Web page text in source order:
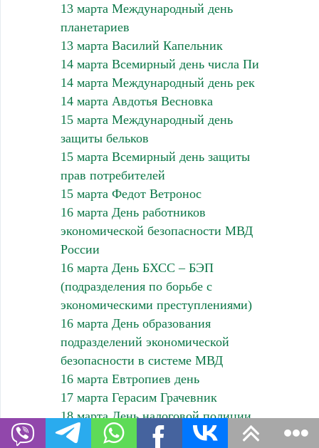
13 марта Международный день
планетариев
13 марта Василий Капельник
14 марта Всемирный день числа Пи
14 марта Международный день рек
14 марта Авдотья Весновка
15 марта Международный день
защиты бельков
15 марта Всемирный день защиты
прав потребителей
15 марта Федот Ветронос
16 марта День работников
экономической безопасности МВД
России
16 марта День БХСС – БЭП
(подразделения по борьбе с
экономическими преступлениями)
16 марта День образования
подразделений экономической
безопасности в системе МВД
16 марта Евтропиев день
17 марта Герасим Грачевник
18 марта День налоговой полиции
18 марта Конон Огородник